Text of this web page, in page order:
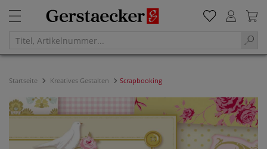
Startseite Kreatives Gestalten Scrapbooking